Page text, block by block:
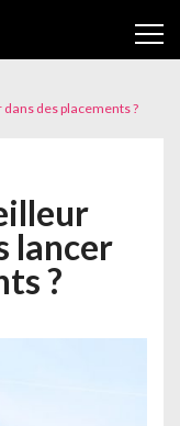
des placements ?
lancer
?